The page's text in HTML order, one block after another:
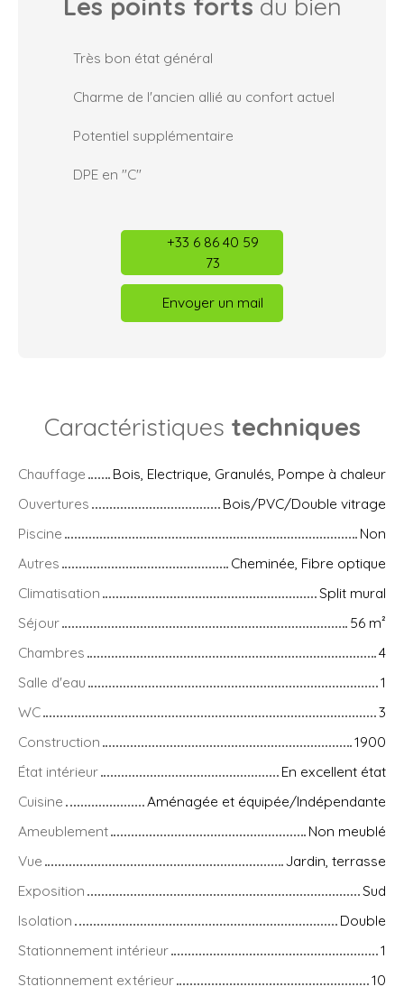
Très bon état général
Charme de l'ancien allié au confort actuel
Potentiel supplémentaire
DPE en "C"
+33 6 86 40 59
73
Envoyer un mail
Caractéristiques techniques
Chauffage
Bois, Electrique, Granulés, Pompe à chaleur
Ouvertures
Bois/PVC/Double vitrage
Piscine
Non
Autres
Cheminée, Fibre optique
Climatisation
Split mural
Séjour
56 m²
Chambres
4
Salle d'eau
1
WC
3
Construction
1900
État intérieur
En excellent état
Cuisine
Aménagée et équipée/Indépendante
Ameublement
Non meublé
Vue
Jardin, terrasse
Exposition
Sud
Isolation
Double
Stationnement intérieur
1
Stationnement extérieur
10